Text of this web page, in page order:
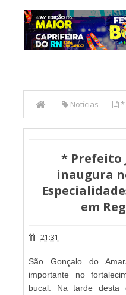
Notícias *
novo Centro de
-
* Prefeito
inaugura
em
21:31
São Gonçalo do
importante no
bucal. Na tarde desta